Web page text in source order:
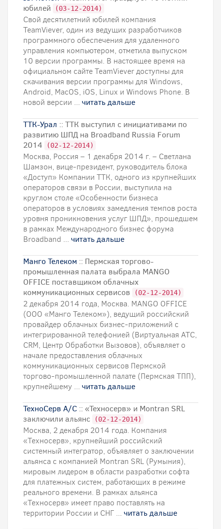
юбилей
(03-12-2014)
Свой десятилетний юбилей компания
TeamViever, один из ведущих разработчиков
программного обеспечения для удаленного
управления компьютером, отметила выпуском
10 версии программы. В настоящее время на
официальном сайте TeamViever доступны для
скачивания версии программы для Windows,
Android, MacOS, iOS, Linux и Windows Phone. В
новой версии ... читать дальше
ТТК-Урал :: ТТК выступил с инициативами по
развитию ШПД на Broadband Russia Forum
2014
(02-12-2014)
Москва, Россия – 1 декабря 2014 г. – Светлана
Шамзон, вице-президент, руководитель блока
«Доступ» Компании ТТК, одного из крупнейших
операторов связи в России, выступила на
круглом столе «Особенности бизнеса
операторов в условиях замедления темпов роста
уровня проникновения услуг ШПД», прошедшем
в рамках Международного бизнес форума
Broadband ... читать дальше
Манго Телеком :: Пермская торгово-
промышленная палата выбрала MANGO
OFFICE поставщиком облачных
коммуникационных сервисов
(02-12-2014)
2 декабря 2014 года, Москва. MANGO OFFICE
(ООО «Манго Телеком»), ведущий российский
провайдер облачных бизнес-приложений с
интегрированной телефонией (Виртуальная АТС,
CRM, Центр Обработки Вызовов), объявляет о
начале предоставления облачных
коммуникационных сервисов Пермской
торгово-промышленной палате (Пермская ТПП),
крупнейшему ... читать дальше
ТехноСерв А/С :: «Техносерв» и Montran SRL
заключили альянс
(02-12-2014)
Москва, 2 декабря 2014 года. Компания
«Техносерв», крупнейший российский
системный интегратор, объявляет о заключении
альянса с компанией Montran SRL (Румыния),
мировым лидером в области разработки софта
для платежных систем, работающих в режиме
реального времени. В рамках альянса
«Техносерв» имеет право поставлять на
территории России и СНГ ... читать дальше